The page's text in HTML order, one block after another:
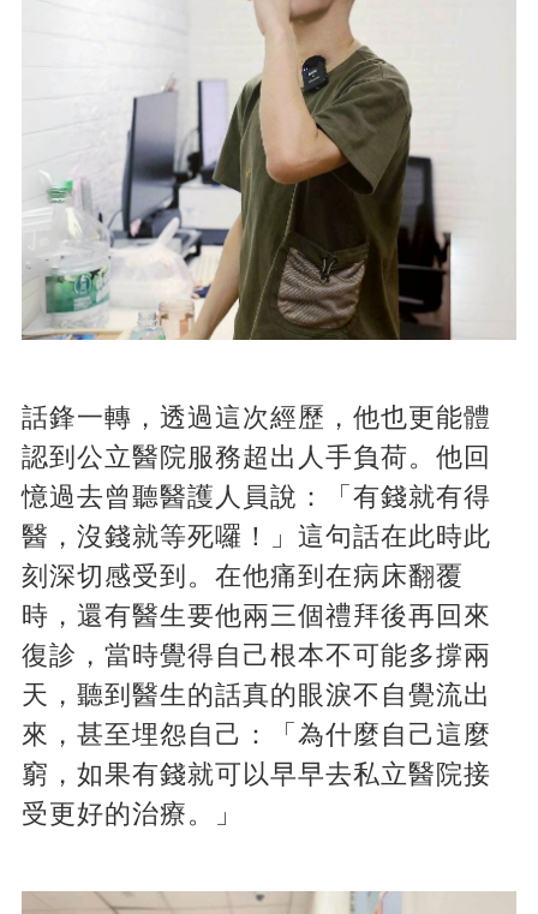
話鋒一轉，透過這次經歷，他也更能體
認到公立醫院服務超出人手負荷。他回
憶過去曾聽醫護人員說：「有錢就有得
醫，沒錢就等死囉！」這句話在此時此
刻深切感受到。在他痛到在病床翻覆
時，還有醫生要他兩三個禮拜後再回來
復診，當時覺得自己根本不可能多撐兩
天，聽到醫生的話真的眼淚不自覺流出
來，甚至埋怨自己：「為什麼自己這麼
窮，如果有錢就可以早早去私立醫院接
受更好的治療。」